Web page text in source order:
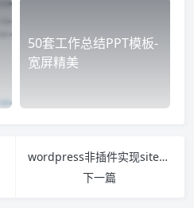
50套工作总结PPT模板-
宽屏精美
wordpress非插件实现sitemap站点地图
下一篇